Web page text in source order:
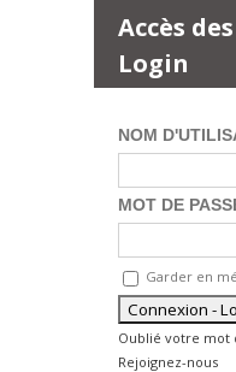
Accès
Login
NOM
MOT DE
Garder en
Oublié votre mot
Rejoignez-nous